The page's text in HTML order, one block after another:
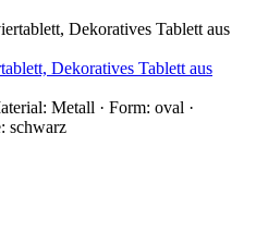
Dekoratives Tablett aus
Metall · Form: oval ·
schwarz